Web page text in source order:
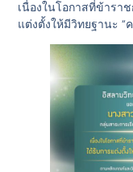
เนื่องในโอกาสที่ข้ารา
แต่งตั้งให้มีวิทยฐานะ “